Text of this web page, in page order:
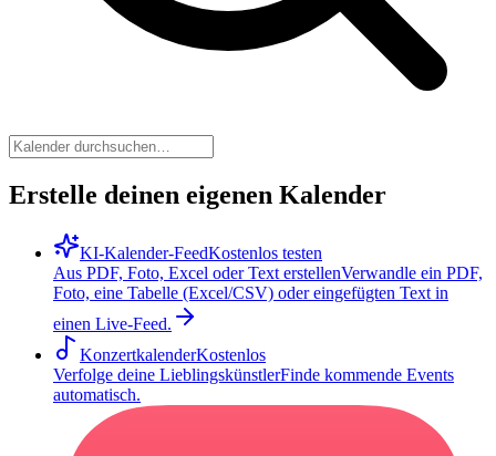
Erstelle deinen eigenen Kalender
KI-Kalender-FeedKostenlos testen
Aus PDF, Foto, Excel oder Text erstellenVerwandle ein PDF,
Foto, eine Tabelle (Excel/CSV) oder eingefügten Text in
einen Live-Feed.
KonzertkalenderKostenlos
Verfolge deine LieblingskünstlerFinde kommende Events
automatisch.